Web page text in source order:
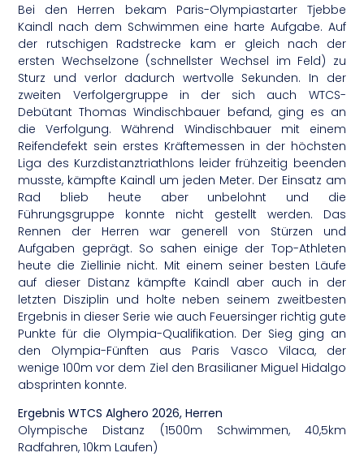
Bei den Herren bekam Paris-Olympiastarter Tjebbe
Kaindl nach dem Schwimmen eine harte Aufgabe. Auf
der rutschigen Radstrecke kam er gleich nach der
ersten Wechselzone (schnellster Wechsel im Feld) zu
Sturz und verlor dadurch wertvolle Sekunden. In der
zweiten Verfolgergruppe in der sich auch WTCS-
Debütant Thomas Windischbauer befand, ging es an
die Verfolgung. Während Windischbauer mit einem
Reifendefekt sein erstes Kräftemessen in der höchsten
Liga des Kurzdistanztriathlons leider frühzeitig beenden
musste, kämpfte Kaindl um jeden Meter. Der Einsatz am
Rad blieb heute aber unbelohnt und die
Führungsgruppe konnte nicht gestellt werden. Das
Rennen der Herren war generell von Stürzen und
Aufgaben geprägt. So sahen einige der Top-Athleten
heute die Ziellinie nicht. Mit einem seiner besten Läufe
auf dieser Distanz kämpfte Kaindl aber auch in der
letzten Disziplin und holte neben seinem zweitbesten
Ergebnis in dieser Serie wie auch Feuersinger richtig gute
Punkte für die Olympia-Qualifikation. Der Sieg ging an
den Olympia-Fünften aus Paris Vasco Vilaca, der
wenige 100m vor dem Ziel den Brasilianer Miguel Hidalgo
absprinten konnte.
Ergebnis WTCS Alghero 2026, Herren
Olympische Distanz (1500m Schwimmen, 40,5km
Radfahren, 10km Laufen)